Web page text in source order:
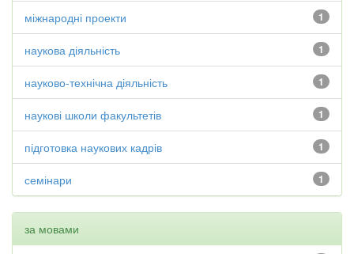
1
міжнародні проекти
1
наукова діяльність
1
науково-технічна діяльність
1
наукові школи факультетів
1
підготовка наукових кадрів
1
семінари
за мовами